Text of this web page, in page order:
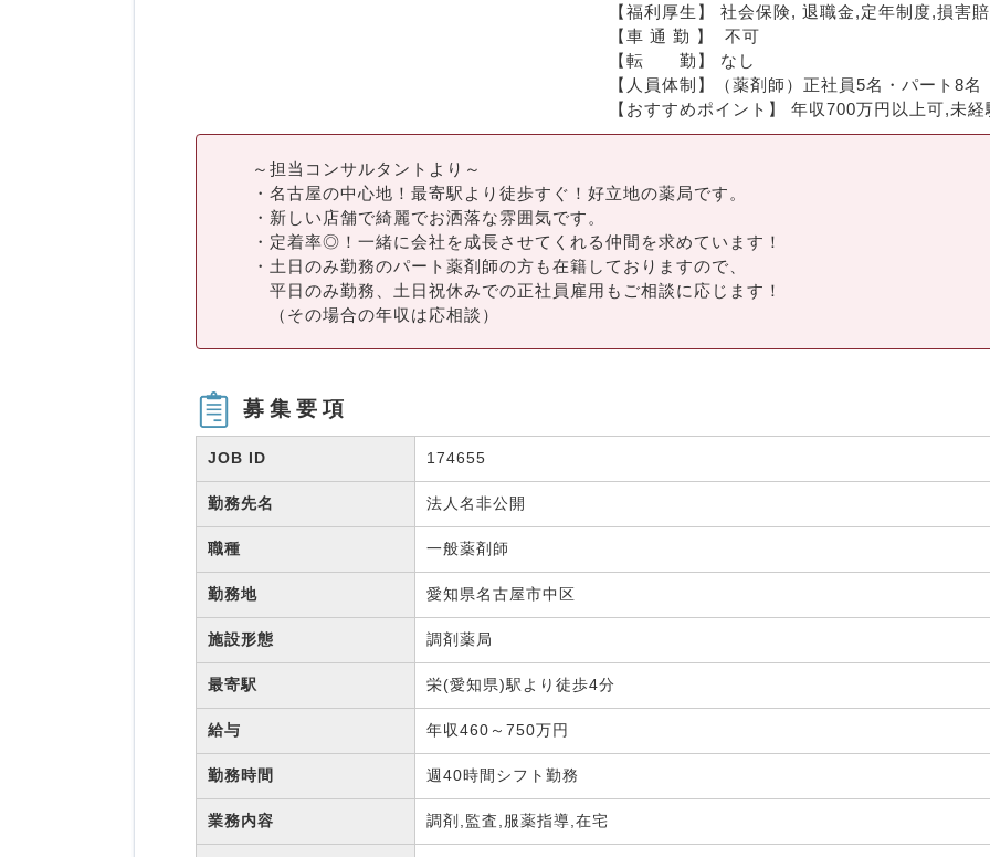
【福利厚生】 社会保険, 退職金,定年制度,損害
【車 通 勤 】  不可
【転　　勤】 なし
【人員体制】（薬剤師）正社員5名・パート8名
【おすすめポイント】 年収700万円以上可,未経
～担当コンサルタントより～
・名古屋の中心地！最寄駅より徒歩すぐ！好立地の薬局です。
・新しい店舗で綺麗でお洒落な雰囲気です。
・定着率◎！一緒に会社を成長させてくれる仲間を求めています！
・土日のみ勤務のパート薬剤師の方も在籍しておりますので、
平日のみ勤務、土日祝休みでの正社員雇用もご相談に応じます！
（その場合の年収は応相談）
募集要項
JOB ID 174655
勤務先名 法人名非公開
職種 一般薬剤師
勤務地 愛知県名古屋市中区
施設形態 調剤薬局
最寄駅 栄(愛知県)駅より徒歩4分
給与 年収460～750万円
勤務時間 週40時間シフト勤務
業務内容 調剤,監査,服薬指導,在宅